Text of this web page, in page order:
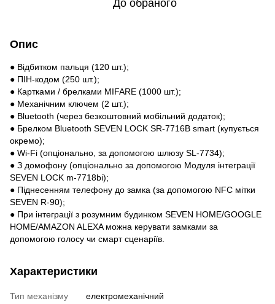
До обраного
Опис
● Відбитком пальця (120 шт.);
● ПІН-кодом (250 шт.);
● Картками / брелками MIFARE (1000 шт.);
● Механічним ключем (2 шт.);
● Bluetooth (через безкоштовний мобільний додаток);
● Брелком Bluetooth SEVEN LOCK SR-7716B smart (купується
окремо);
● Wi-Fi (опціонально, за допомогою шлюзу SL-7734);
● З домофону (опціонально за допомогою Модуля інтеграції
SEVEN LOCK m-7718bi);
● Піднесенням телефону до замка (за допомогою NFC мітки
SEVEN R-90);
● При інтеграції з розумним будинком SEVEN HOME/GOOGLE
HOME/AMAZON ALEXA можна керувати замками за
допомогою голосу чи смарт сценаріїв.
Характеристики
Тип механізму
електромеханічний